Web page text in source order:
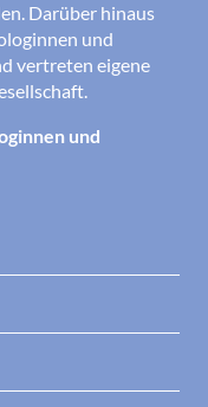
Darüber hinaus
und
vertreten eigene
und